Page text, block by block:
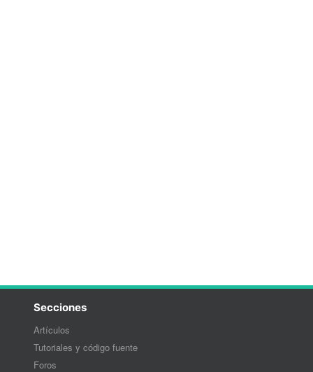
Secciones
Artículos
Tutoriales y código fuente
Foros